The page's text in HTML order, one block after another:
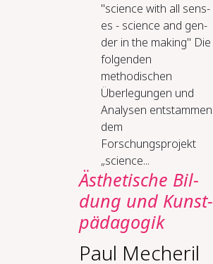
"sci­ence with all sens­
es -​ sci­ence and gen­
der in the mak­ing" Die
folgenden
methodischen
Überlegungen und
Analysen entstammen
dem
Forschungsprojekt
„science...
Äs­the­ti­sche Bil­
dung und Kunst­
päd­ago­gik
Paul Mecheril